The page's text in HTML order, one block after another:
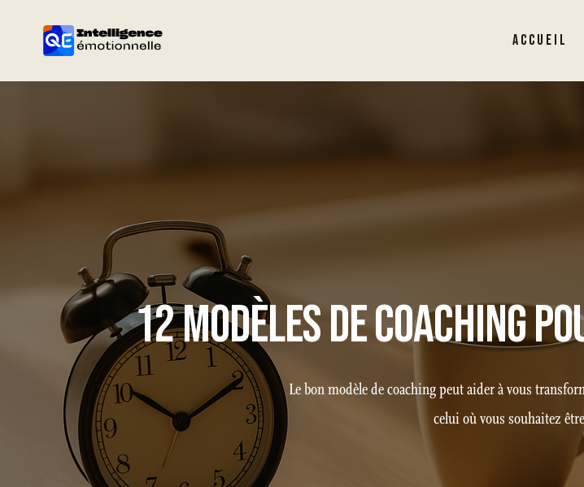
ACCUEIL
12 MODÈLES DE COACHING
Le bon modèle de coaching peut aider à vous
celui où vous souhaitez